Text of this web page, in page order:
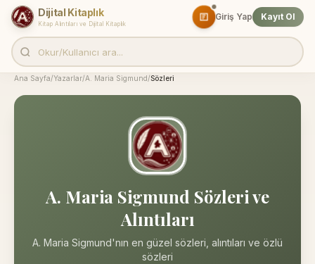
Dijital Kitaplık
Kitap Alıntıları ve Dijital Kitaplık
Giriş Yap Kayıt Ol
Ana Sayfa/Yazarlar/A. Maria Sigmund/Sözleri
A. Maria Sigmund Sözleri ve
Alıntıları
A. Maria Sigmund'nın en güzel sözleri, alıntıları ve özlü
sözleri